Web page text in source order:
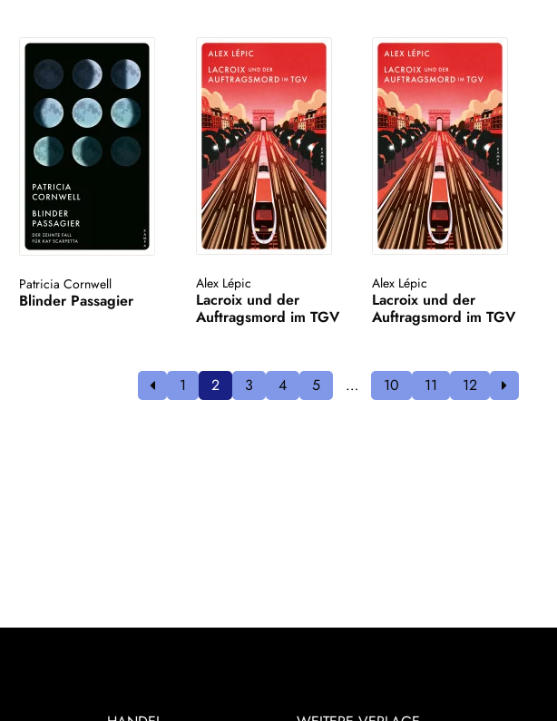
Patricia Cornwell
Blinder Passagier
Alex Lépic
Lacroix und der
Auftragsmord im TGV
Alex Lépic
Lacroix und der
Auftragsmord im TGV
1 2 3 4 5 … 10 11 12